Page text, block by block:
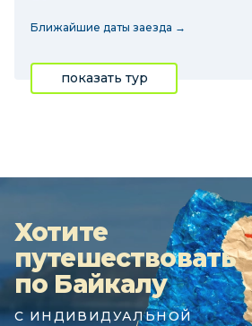
Ближайшие даты заезда →
показать тур
Хотите
путешествовать
по Байкалу
С ИНДИВИДУАЛЬНОЙ